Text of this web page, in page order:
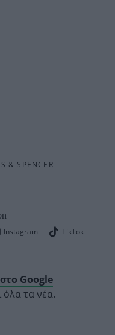
Instagram TikTok
Google
όλα τα νέα.